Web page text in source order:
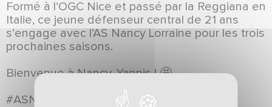
Formé à l’OGC Nice et passé par la Reggiana en
Italie, ce jeune défenseur central de 21 ans
s’engage avec l’AS Nancy Lorraine pour les trois
prochaines saisons.
Bienvenue à Nancy, Yannis ! 🤩
#ASNL #Coeur #Renouveau